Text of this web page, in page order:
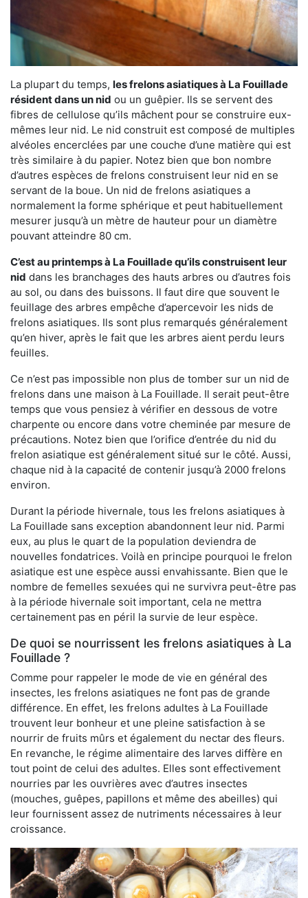
La plupart du temps, les frelons asiatiques à La Fouillade
résident dans un nid ou un guêpier. Ils se servent des
fibres de cellulose qu’ils mâchent pour se construire eux-
mêmes leur nid. Le nid construit est composé de multiples
alvéoles encerclées par une couche d’une matière qui est
très similaire à du papier. Notez bien que bon nombre
d’autres espèces de frelons construisent leur nid en se
servant de la boue. Un nid de frelons asiatiques a
normalement la forme sphérique et peut habituellement
mesurer jusqu’à un mètre de hauteur pour un diamètre
pouvant atteindre 80 cm.
C’est au printemps à La Fouillade qu’ils construisent leur
nid dans les branchages des hauts arbres ou d’autres fois
au sol, ou dans des buissons. Il faut dire que souvent le
feuillage des arbres empêche d’apercevoir les nids de
frelons asiatiques. Ils sont plus remarqués généralement
qu’en hiver, après le fait que les arbres aient perdu leurs
feuilles.
Ce n’est pas impossible non plus de tomber sur un nid de
frelons dans une maison à La Fouillade. Il serait peut-être
temps que vous pensiez à vérifier en dessous de votre
charpente ou encore dans votre cheminée par mesure de
précautions. Notez bien que l’orifice d’entrée du nid du
frelon asiatique est généralement situé sur le côté. Aussi,
chaque nid à la capacité de contenir jusqu’à 2000 frelons
environ.
Durant la période hivernale, tous les frelons asiatiques à
La Fouillade sans exception abandonnent leur nid. Parmi
eux, au plus le quart de la population deviendra de
nouvelles fondatrices. Voilà en principe pourquoi le frelon
asiatique est une espèce aussi envahissante. Bien que le
nombre de femelles sexuées qui ne survivra peut-être pas
à la période hivernale soit important, cela ne mettra
certainement pas en péril la survie de leur espèce.
De quoi se nourrissent les frelons asiatiques à La
Fouillade ?
Comme pour rappeler le mode de vie en général des
insectes, les frelons asiatiques ne font pas de grande
différence. En effet, les frelons adultes à La Fouillade
trouvent leur bonheur et une pleine satisfaction à se
nourrir de fruits mûrs et également du nectar des fleurs.
En revanche, le régime alimentaire des larves diffère en
tout point de celui des adultes. Elles sont effectivement
nourries par les ouvrières avec d’autres insectes
(mouches, guêpes, papillons et même des abeilles) qui
leur fournissent assez de nutriments nécessaires à leur
croissance.